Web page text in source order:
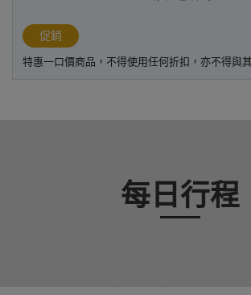
促銷
特惠一口價商品，不得使用任何折扣，亦不得與
每日行程